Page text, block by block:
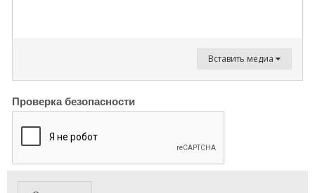
Вставить медиа
Проверка безопасности